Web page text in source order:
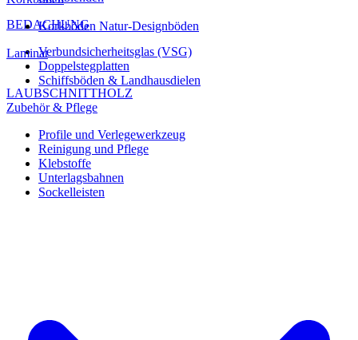
BEDACHUNG
Verbundsicherheitsglas (VSG)
Doppelstegplatten
LAUBSCHNITTHOLZ
Korkböden Natur-Designböden
Laminat
Schiffsböden & Landhausdielen
Zubehör & Pflege
Profile und Verlegewerkzeug
Reinigung und Pflege
Klebstoffe
Unterlagsbahnen
Sockelleisten